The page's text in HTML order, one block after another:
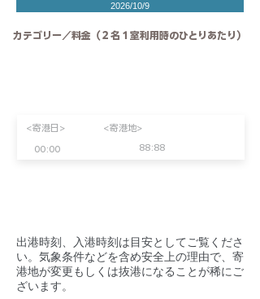
<寄港日>
00:00 88:88
<寄港地>
2026/10/9
カテゴリー／料金（２名１室利用時のひとりあたり）
​出港時刻、入港時刻は目安としてご覧くださ
い。気象条件などを含め安全上の理由で、寄
港地が変更もしくは抜港になることが稀にご
ざいます。